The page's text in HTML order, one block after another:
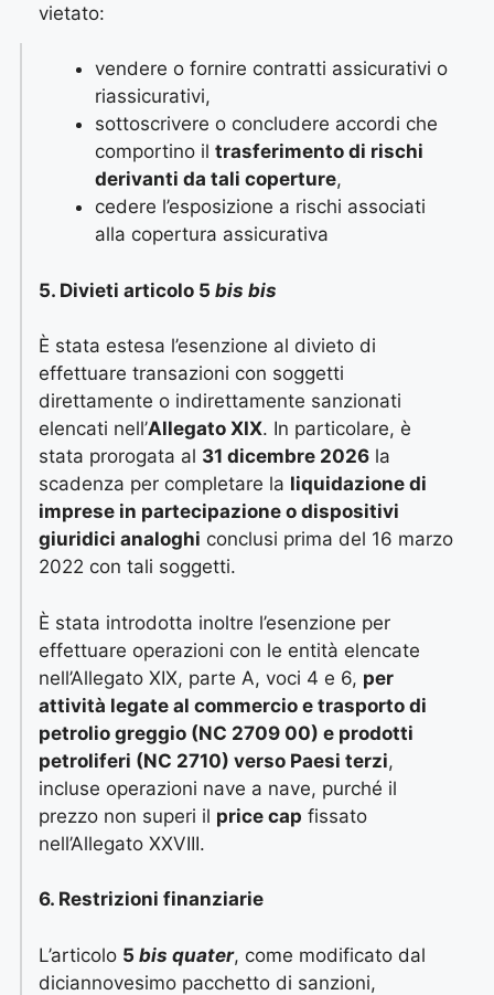
vietato:
vendere o fornire contratti assicurativi o
riassicurativi,
sottoscrivere o concludere accordi che
comportino il trasferimento di rischi
derivanti da tali coperture,
cedere l’esposizione a rischi associati
alla copertura assicurativa
5. Divieti articolo 5 bis bis
È stata estesa l’esenzione al divieto di
effettuare transazioni con soggetti
direttamente o indirettamente sanzionati
elencati nell’Allegato XIX. In particolare, è
stata prorogata al 31 dicembre 2026 la
scadenza per completare la liquidazione di
imprese in partecipazione o dispositivi
giuridici analoghi conclusi prima del 16 marzo
2022 con tali soggetti.
È stata introdotta inoltre l’esenzione per
effettuare operazioni con le entità elencate
nell’Allegato XIX, parte A, voci 4 e 6, per
attività legate al commercio e trasporto di
petrolio greggio (NC 2709 00) e prodotti
petroliferi (NC 2710) verso Paesi terzi,
incluse operazioni nave a nave, purché il
prezzo non superi il price cap fissato
nell’Allegato XXVIII.
6. Restrizioni finanziarie
L’articolo 5 bis quater, come modificato dal
diciannovesimo pacchetto di sanzioni,